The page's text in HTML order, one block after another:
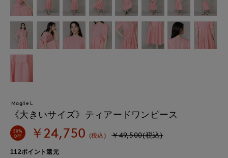
Maglie L
《大きいサイズ》ティアードワンピース
50%
OFF ￥24,750 (税込) ￥49,500(税込)
112ポイント還元